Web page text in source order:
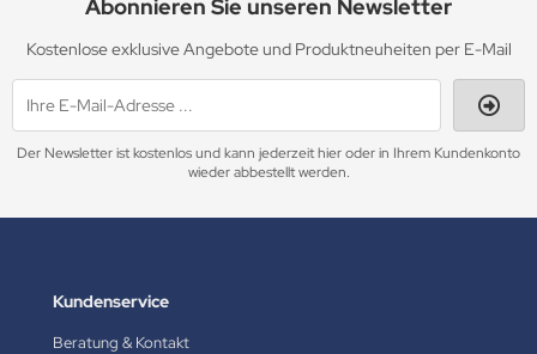
Abonnieren Sie unseren Newsletter
Kostenlose exklusive Angebote und Produktneuheiten per E-Mail
Der Newsletter ist kostenlos und kann jederzeit hier oder in Ihrem Kundenkonto
wieder abbestellt werden.
Kundenservice
Beratung & Kontakt